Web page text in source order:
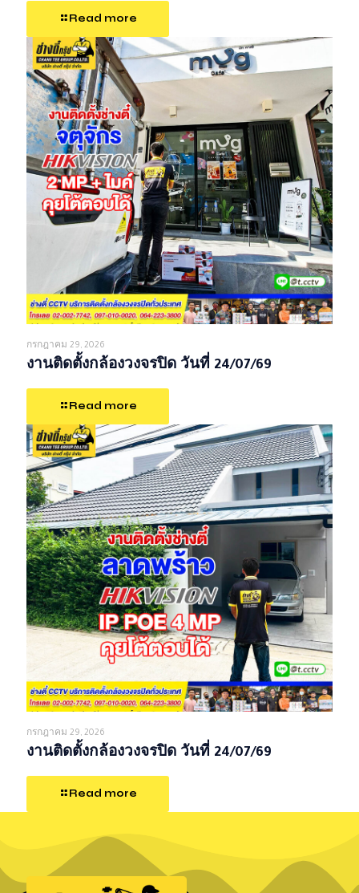
Read more
กรกฎาคม 29, 2026
งานติดตั้งกล้องวงจรปิด วันที่ 24/07/69
Read more
กรกฎาคม 29, 2026
งานติดตั้งกล้องวงจรปิด วันที่ 24/07/69
Read more